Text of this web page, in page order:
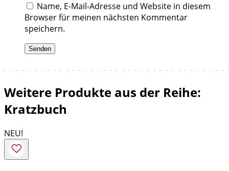
Name, E-Mail-Adresse und Website in diesem
Browser für meinen nächsten Kommentar
speichern.
Weitere Produkte aus der Reihe:
Kratzbuch
NEU!